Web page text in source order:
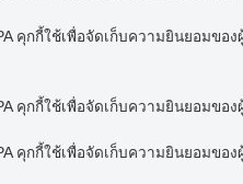
คุกกี้ใช้เพื่อจัดเก็บความยินยอมขอ
คุกกี้ใช้เพื่อจัดเก็บความยินยอมขอ
คุกกี้ใช้เพื่อจัดเก็บความยินยอมขอ